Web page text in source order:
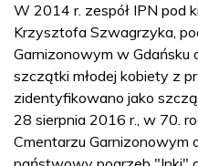
W 2014 r. zespół IPN pod
Krzysztofa Szwagrzyka,
Garnizonowym w Gdańsku
szczątki młodej kobiety z
zidentyfikowano jako
28 sierpnia 2016 r., w 70.
Cmentarzu Garnizonowym